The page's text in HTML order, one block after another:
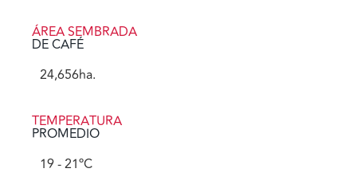
ÁREA SEMBRADA
DE CAFÉ
24,656ha.
TEMPERATURA
PROMEDIO
19 - 21ºC